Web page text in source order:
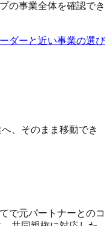
の事業全体を確認でき
ダーと近い事業の選び
、そのまま移動でき
で元パートナーとのコ